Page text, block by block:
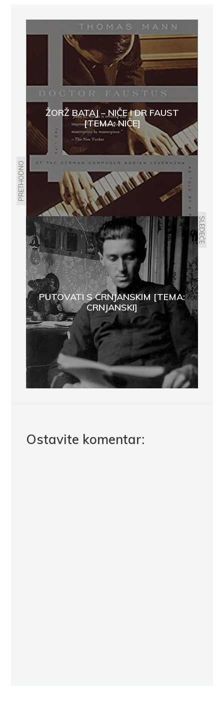
PRETHODNO
ŽORŽ BATAJ – NIČE I DR FAUST
[TEMA: NIČE]
SLEDEĆE
PUTOVATI S CRNJANSKIM [TEMA:
CRNJANSKI]
Ostavite komentar: